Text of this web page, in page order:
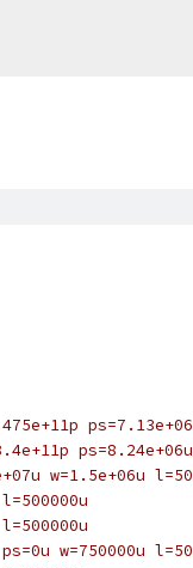
w=1.5e+06u
w=750000u